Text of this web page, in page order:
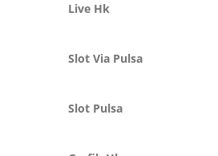
Live Hk
Slot Via Pulsa
Slot Pulsa